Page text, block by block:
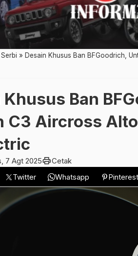
» Desain Khusus Ban BFGoodrich,
Khusus Ban
C3 Aircross
7 Agt 2025printCetak
Twitter Whatsapp Pinterest